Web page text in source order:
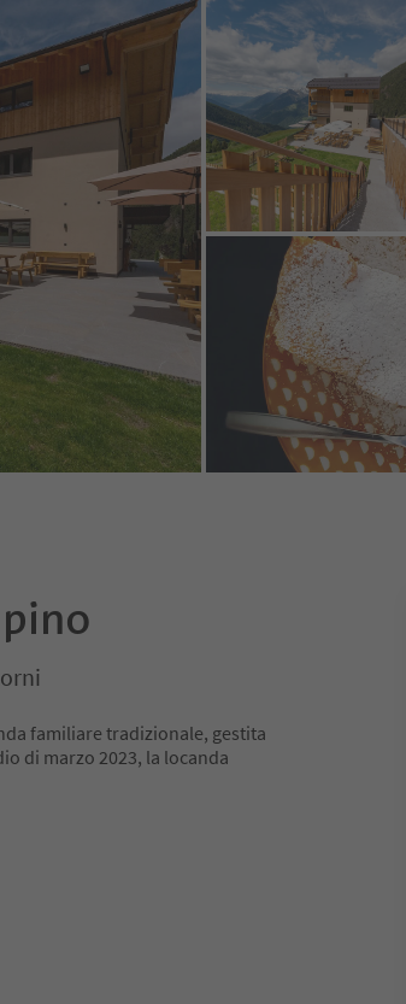
familiare tradizionale, gestita
di marzo 2023, la locanda